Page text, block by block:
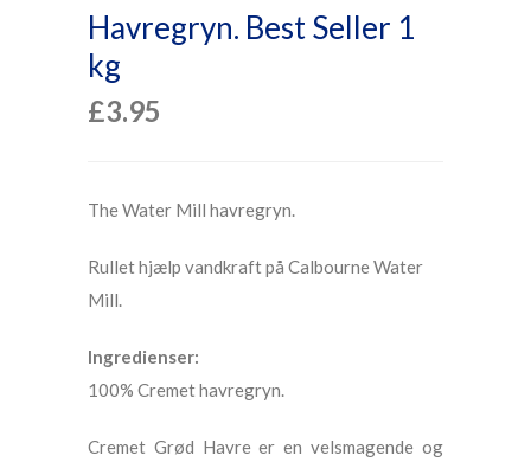
Havregryn. Best Seller 1
kg
£3.95
The Water Mill havregryn.
Rullet hjælp vandkraft på Calbourne Water
Mill.
Ingredienser:
100% Cremet havregryn.
Cremet Grød Havre er en velsmagende og